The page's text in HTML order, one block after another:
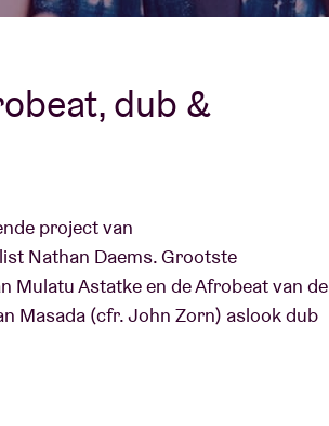
dub &
project van
Nathan Daems. Grootste
Mulatu Astatke en de Afrobeat van de
Masada (cfr. John Zorn) aslook dub